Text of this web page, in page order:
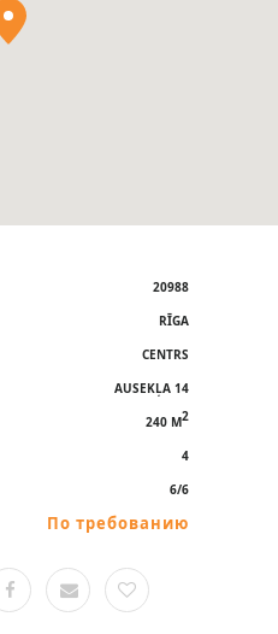
20988
RĪGA
CENTRS
AUSEKĻA 14
240 M2
4
6/6
По требованию